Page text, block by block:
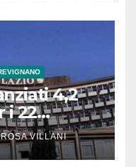
4,2
i 22
VILLANI